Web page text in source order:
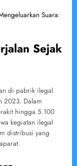
Suara:
Sejak
di pabrik ilegal
2023. Dalam
hingga 5.100
kegiatan ilegal
distribusi yang